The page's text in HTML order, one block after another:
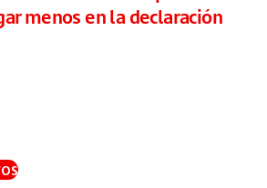
menos en la declaración